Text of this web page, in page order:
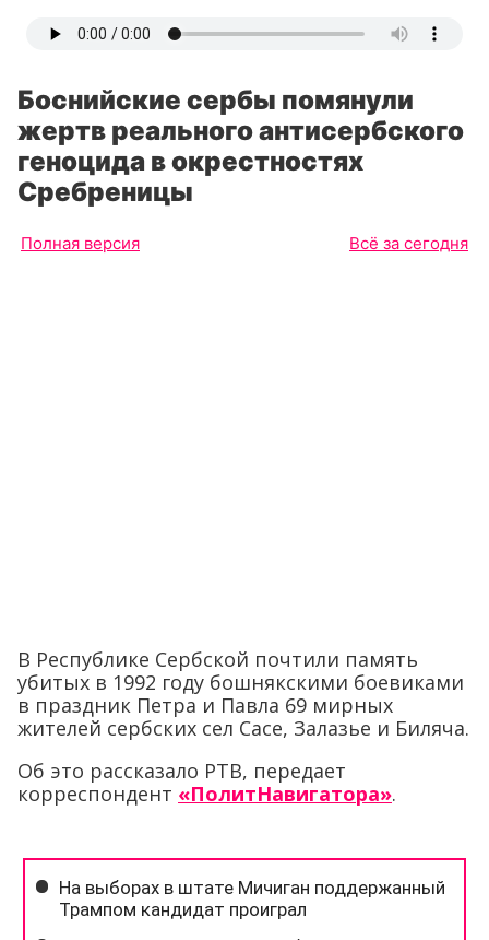
Боснийские сербы помянули
жертв реального антисербского
геноцида в окрестностях
Сребреницы
Полная версия Всё за сегодня
В Республике Сербской почтили память
убитых в 1992 году бошнякскими боевиками
в праздник Петра и Павла 69 мирных
жителей сербских сел Сасе, Залазье и Биляча.
Об это рассказало РТВ, передает
корреспондент «ПолитНавигатора».